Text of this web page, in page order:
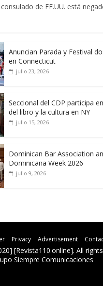
consulado de EE.UU. está
Anuncian Parada y Festival
en Connecticut
julio 23, 2026
Seccional del CDP participa
del libro y la cultura en NY
julio 15, 2026
Dominican Bar Association
Dominicana Week 2026
julio 9, 2026
Privacy Advertisement
[Revista110.online]. All
Siempre Comunicaciones